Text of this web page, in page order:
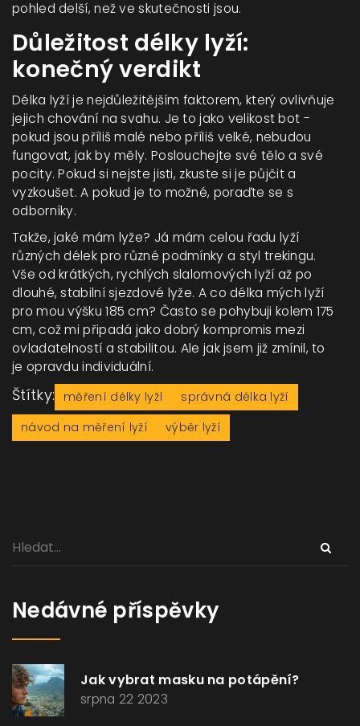
pohled delší, než ve skutečnosti jsou.
Důležitost délky lyží:
konečný verdikt
Délka lyží je nejdůležitějším faktorem, který ovlivňuje
jejich chování na svahu. Je to jako velikost bot -
pokud jsou příliš malé nebo příliš velké, nebudou
fungovat, jak by měly. Poslouchejte své tělo a své
pocity. Pokud si nejste jisti, zkuste si je půjčit a
vyzkoušet. A pokud je to možné, poraďte se s
odborníky.
Takže, jaké mám lyže? Já mám celou řadu lyží
různých délek pro různé podmínky a styl trekingu.
Vše od krátkých, rychlých slalomových lyží až po
dlouhé, stabilní sjezdové lyže. A co délka mých lyží
pro mou výšku 185 cm? Často se pohybuji kolem 175
cm, což mi připadá jako dobrý kompromis mezi
ovladatelností a stabilitou. Ale jak jsem již zmínil, to
je opravdu individuální.
Štítky: měření délky lyží
správná délka lyží
návod na měření lyží
výběr lyží
Nedávné příspěvky
Jak vybrat masku na potápění?
srpna 22 2023